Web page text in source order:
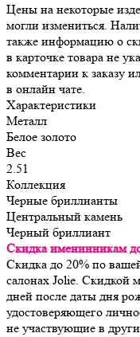
Цены на некоторые
могли измениться.
также информацию о
в карточке товара не
комментарии к заказу
в онлайн чате.
Характеристики
Металл
Белое золото
Вес
2.51
Коллекция
Черные бриллианты
Центральный камень
Черный бриллиант
Скидка именинникам
Скидка до 20% по
салонах Jolie. Скидкой
дней после даты дня
удостоверяющего
не участвующие в